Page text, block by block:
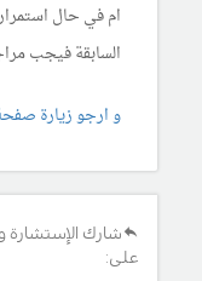
ام في حال
السابقة فيجب
و ارجو زيارة
شارك
على: